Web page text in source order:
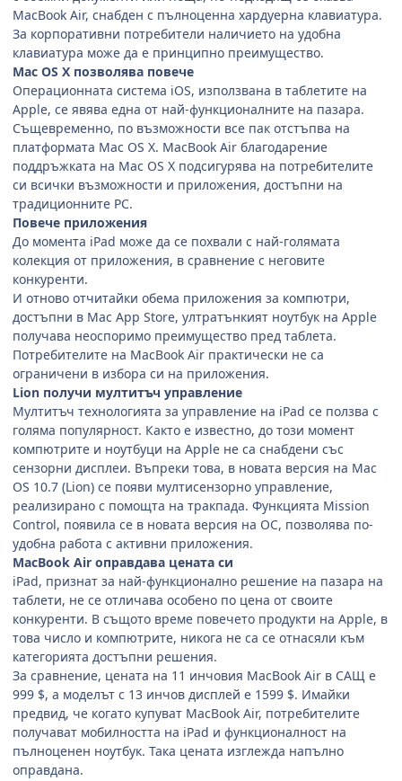
MacBook Air, снабден с пълноценна хардуерна клавиатура.
За корпоративни потребители наличието на удобна
клавиатура може да е принципно преимущество.
Mac OS X позволява повече
Операционната система iOS, използвана в таблетите на
Apple, се явява една от най-функционалните на пазара.
Същевременно, по възможности все пак отстъпва на
платформата Mac OS X. MacBook Air благодарение
поддръжката на Mac OS X подсигурява на потребителите
си всички възможности и приложения, достъпни на
традиционните PС.
Повече приложения
До момента iPad може да се похвали с най-голямата
колекция от приложения, в сравнение с неговите
конкуренти.
И отново отчитайки обема приложения за компютри,
достъпни в Mac App Store, ултратънкият ноутбук на Apple
получава неоспоримо преимущество пред таблета.
Потребителите на MacBook Air практически не са
ограничени в избора си на приложения.
Lion получи мултитъч управление
Мултитъч технологията за управление на iPad се ползва с
голяма популярност. Както е известно, до този момент
компютрите и ноутбуци на Apple не са снабдени със
сензорни дисплеи. Въпреки това, в новата версия на Mac
OS 10.7 (Lion) се появи мултисензорно управление,
реализирано с помощта на тракпада. Функцията Mission
Control, появила се в новата версия на ОС, позволява по-
удобна работа с активни приложения.
MacBook Air оправдава цената си
iPad, признат за най-функционално решение на пазара на
таблети, не се отличава особено по цена от своите
конкуренти. В същото време повечето продукти на Apple, в
това число и компютрите, никога не са се отнасяли към
категорията достъпни решения.
За сравнение, цената на 11 инчовия MacBook Air в САЩ е
999 $, а моделът с 13 инчов дисплей е 1599 $. Имайки
предвид, че когато купуват MacBook Air, потребителите
получават мобилността на iPad и функционалност на
пълноценен ноутбук. Така цената изглежда напълно
оправдана.